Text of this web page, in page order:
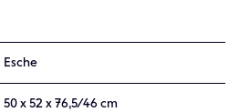
Esche
50 x 52 x 76,5/46 cm